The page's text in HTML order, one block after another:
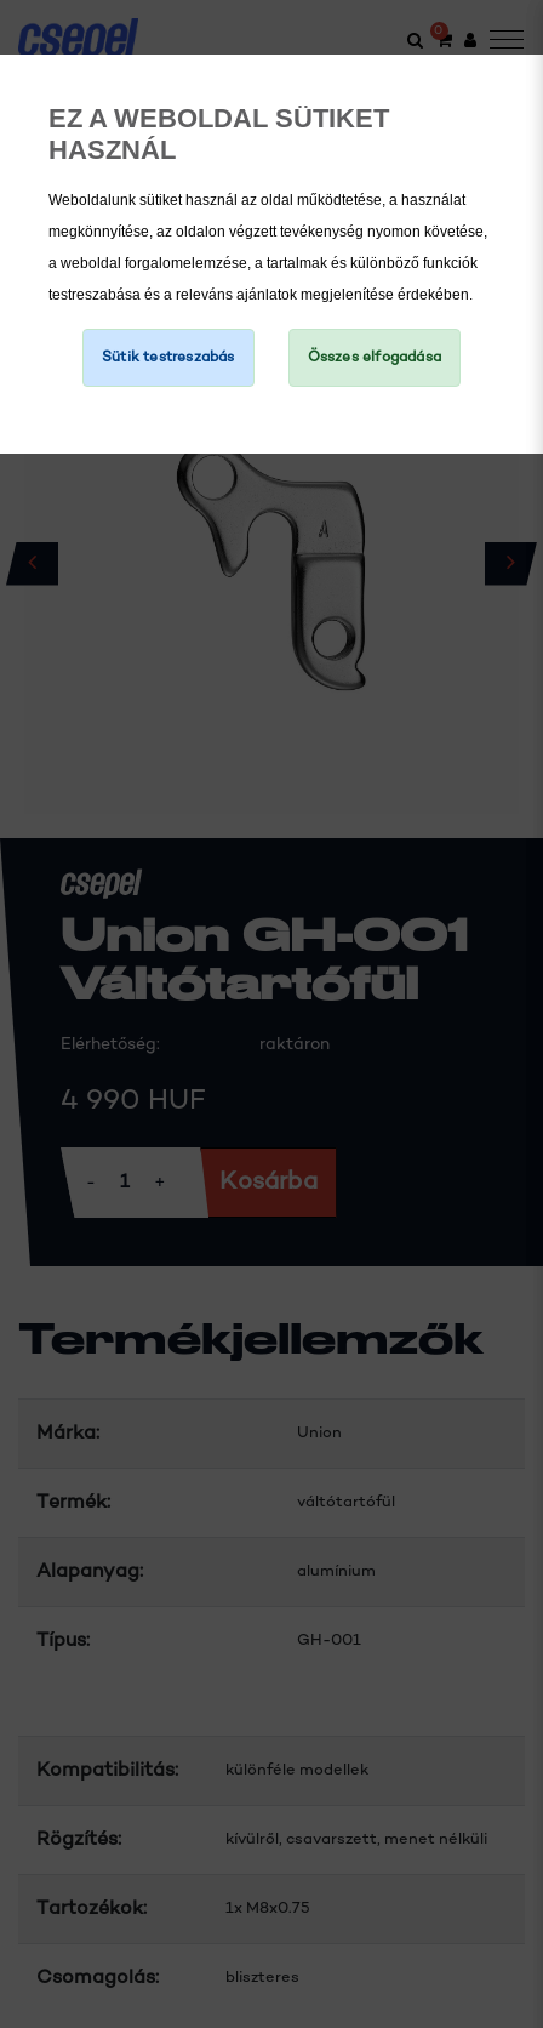
EZ A WEBOLDAL SÜTIKET
HASZNÁL
Weboldalunk sütiket használ az oldal működtetése, a használat
megkönnyítése, az oldalon végzett tevékenység nyomon követése,
a weboldal forgalomelemzése, a tartalmak és különböző funkciók
testreszabása és a releváns ajánlatok megjelenítése érdekében.
Sütik testreszabás Összes elfogadása
0
VÁLTÁS
RÖGZÍTÉS KÍVÜLRŐL - CSAVARSZETT & MENET
NÉLKÜL
Union GH-001 Váltótartófül
Union GH-001
Váltótartófül
Elérhetőség: raktáron
4 990 HUF
Kosárba
Termékjellemzők
Márka: Union
Termék: váltótartófül
Alapanyag: alumínium
Típus: GH-001
Kompatibilitás: különféle modellek
Rögzítés: kívülről, csavarszett, menet nélküli
Tartozékok: 1x M8x0.75
Csomagolás: bliszteres